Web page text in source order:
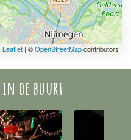
Leaflet| ©OpenStreetMapcontributors
de buurt